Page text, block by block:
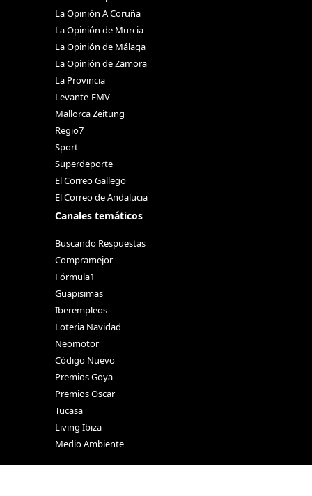
La Opinión A Coruña
La Opinión de Murcia
La Opinión de Málaga
La Opinión de Zamora
La Provincia
Levante-EMV
Mallorca Zeitung
Regio7
Sport
Superdeporte
El Correo Gallego
El Correo de Andalucia
Canales temáticos
Buscando Respuestas
Compramejor
Fórmula1
Guapisimas
Iberempleos
Loteria Navidad
Neomotor
Código Nuevo
Premios Goya
Premios Oscar
Tucasa
Living Ibiza
Medio Ambiente